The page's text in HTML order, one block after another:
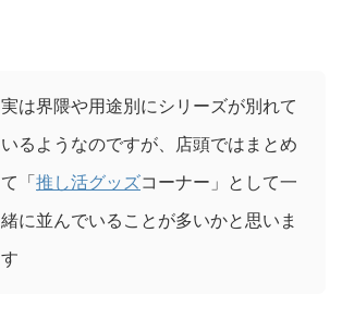
実は界隈や用途別にシリーズが別れて
いるようなのですが、店頭ではまとめ
て「推し活グッズコーナー」として一
緒に並んでいることが多いかと思いま
す